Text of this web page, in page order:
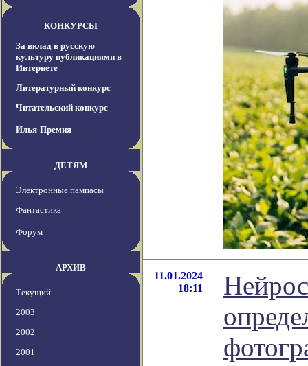
КОНКУРСЫ
За вклад в русскую
культуру публикациями в
Интернете
Литературный конкурс
Читательский конкурс
Илья-Премия
ДЕТЯМ
Электронные пампасы
Фантастика
Форум
АРХИВ
Текущий
2003
2002
2001
11.01.2024
18:11